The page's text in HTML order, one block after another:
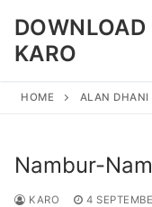
content
KARO
HOME ALAN DHANI
Nambur-
KARO 4